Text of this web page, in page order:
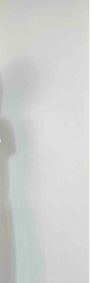
elektronik ileti
Metni
sms ve